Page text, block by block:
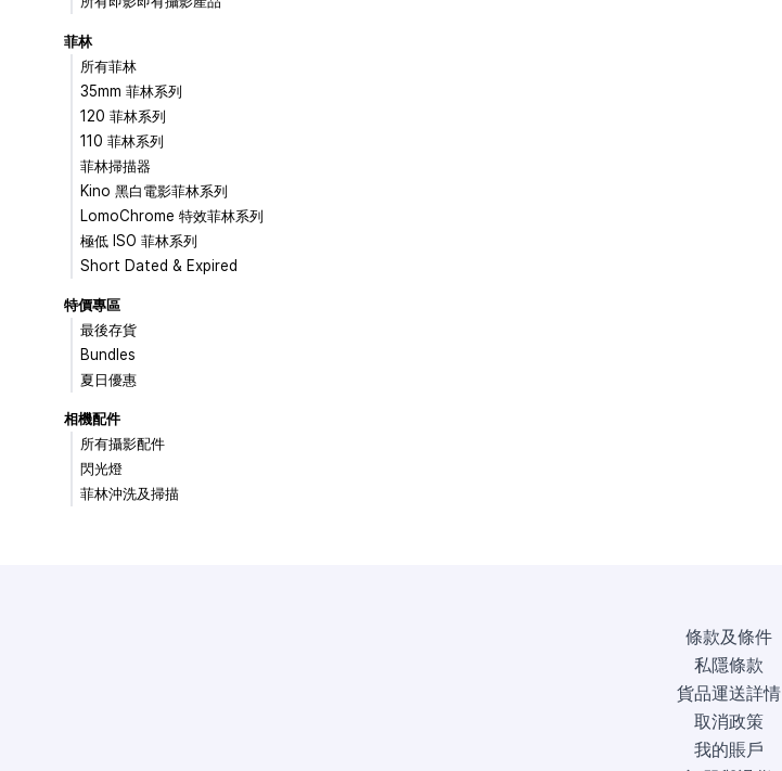
菲林
所有菲林
35mm 菲林系列
120 菲林系列
110 菲林系列
菲林掃描器
Kino 黑白電影菲林系列
LomoChrome 特效菲林系列
極低 ISO 菲林系列
Short Dated & Expired
特價專區
最後存貨
Bundles
夏日優惠
相機配件
所有攝影配件
閃光燈
菲林沖洗及掃描
條款及條件
私隱條款
貨品運送詳情
取消政策
我的賬戶